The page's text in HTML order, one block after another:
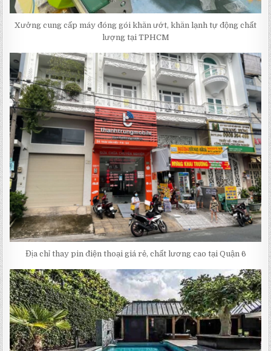
Xưởng cung cấp máy đóng gói khăn ướt, khăn lạnh tự động chất
lượng tại TPHCM
Địa chỉ thay pin điện thoại giá rẻ, chất lương cao tại Quận 6